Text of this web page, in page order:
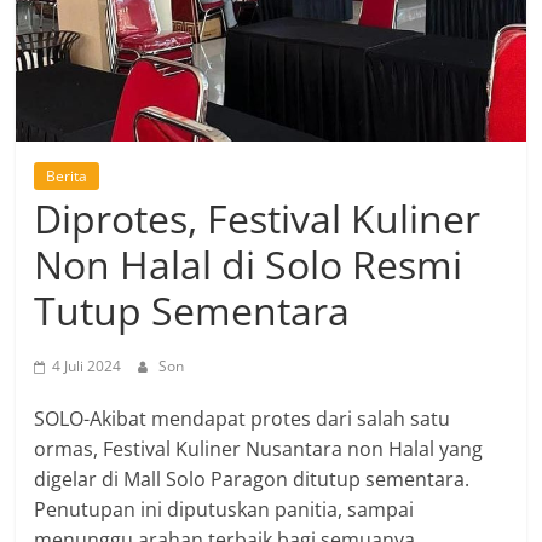
Berita
Diprotes, Festival Kuliner
Non Halal di Solo Resmi
Tutup Sementara
4 Juli 2024 Son
SOLO-Akibat mendapat protes dari salah satu
ormas, Festival Kuliner Nusantara non Halal yang
digelar di Mall Solo Paragon ditutup sementara.
Penutupan ini diputuskan panitia, sampai